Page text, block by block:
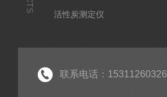
活性炭测定仪
联系电话：15311260326